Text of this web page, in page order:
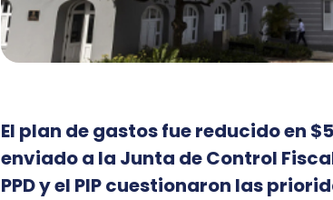
El plan de gastos fue reducido en
enviado a la Junta de Control
PPD y el PIP cuestionaron las